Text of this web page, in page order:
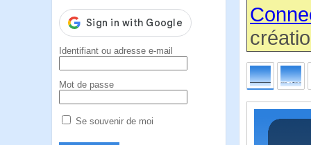
Identifiant ou adresse e-mail
Mot de passe
Se souvenir de moi